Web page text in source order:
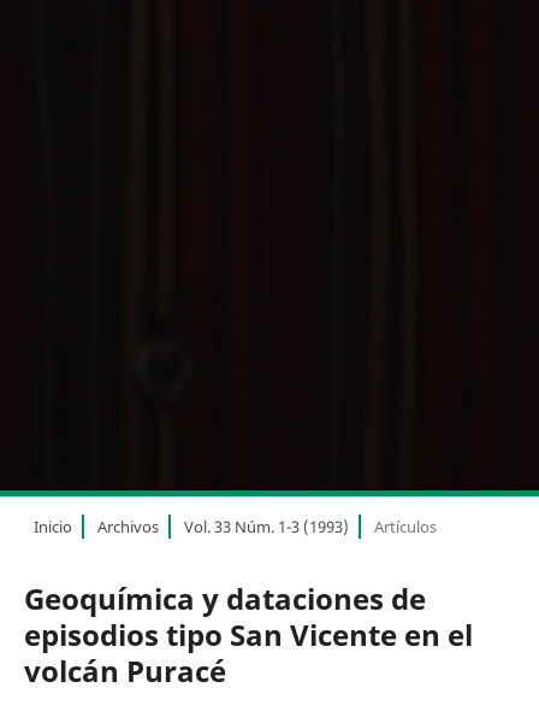
Inicio Archivos Vol. 33 Núm. 1-3 (1993) Artículos
Geoquímica y dataciones de
episodios tipo San Vicente en el
volcán Puracé